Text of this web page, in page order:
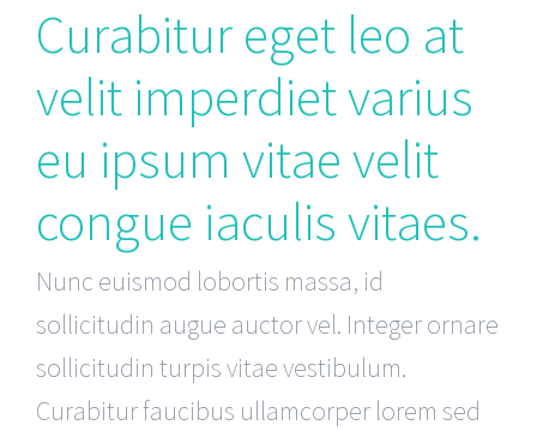
Curabitur eget leo at
velit imperdiet varius
eu ipsum vitae velit
congue iaculis vitaes.
Nunc euismod lobortis massa, id
sollicitudin augue auctor vel. Integer ornare
sollicitudin turpis vitae vestibulum.
Curabitur faucibus ullamcorper lorem sed